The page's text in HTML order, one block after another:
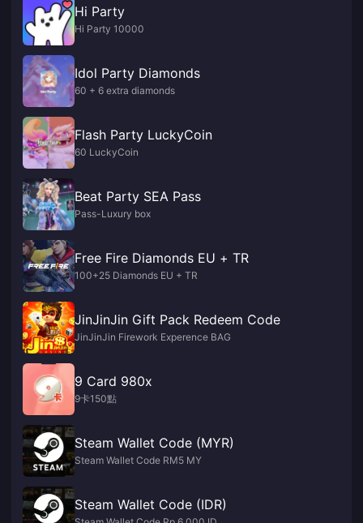
Hi Party
Hi Party 10000
Idol Party Diamonds
60 + 6 extra diamonds
Flash Party LuckyCoin
60 LuckyCoin
Beat Party SEA Pass
Pass-Luxury box
Free Fire Diamonds EU + TR
100+25 Diamonds EU + TR
JinJinJin Gift Pack Redeem Code
JinJinJin Firework Experence BAG
9 Card 980x
9卡150點
Steam Wallet Code (MYR)
Steam Wallet Code RM5 MY
Steam Wallet Code (IDR)